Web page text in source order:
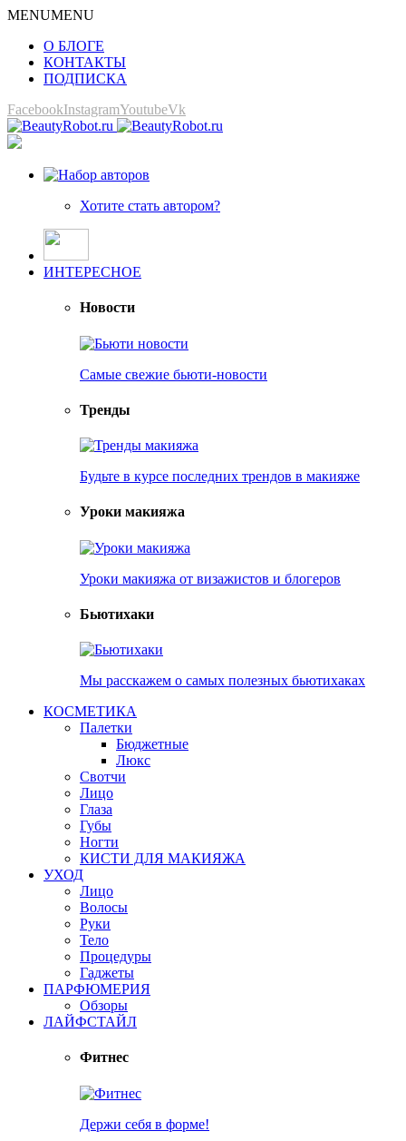
MENUMENU
О БЛОГЕ
КОНТАКТЫ
ПОДПИСКА
FacebookInstagramYoutubeVk
Хотите стать автором?
ИНТЕРЕСНОЕ
Новости
Самые свежие бьюти-новости
Тренды
Будьте в курсе последних трендов в макияже
Уроки макияжа
Уроки макияжа от визажистов и блогеров
Бьютихаки
Мы расскажем о самых полезных бьютихаках
КОСМЕТИКА
Палетки
Бюджетные
Люкс
Свотчи
Лицо
Глаза
Губы
Ногти
КИСТИ ДЛЯ МАКИЯЖА
УХОД
Лицо
Волосы
Руки
Тело
Процедуры
Гаджеты
ПАРФЮМЕРИЯ
Обзоры
ЛАЙФСТАЙЛ
Фитнес
Держи себя в форме!